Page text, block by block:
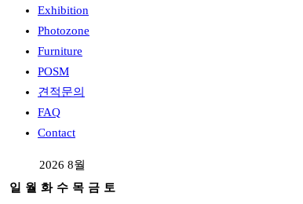
Exhibition
Photozone
Furniture
POSM
견적문의
FAQ
Contact
2026 8월
일 월 화 수 목 금 토